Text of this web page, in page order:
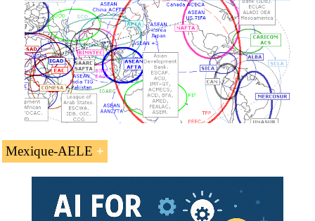
Master en affaires internationales,commerce
international.
Mexique-AELE
L’accord de libre-échange Mexique-
AELE.